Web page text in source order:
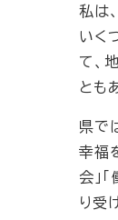
私は
いく
て、
とも
県で
幸福
会」
り受